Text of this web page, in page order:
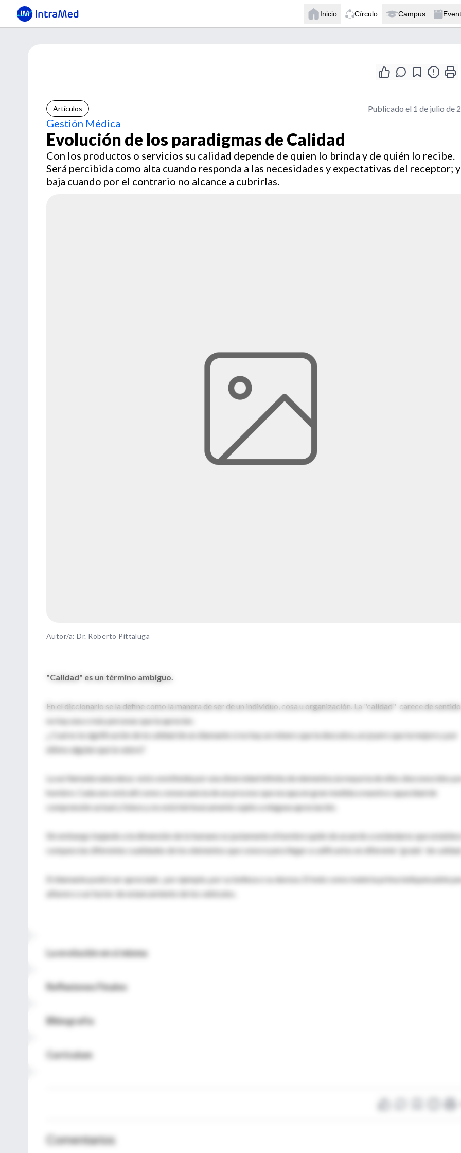
Inicio Círculo Campus
Artículos Publicado el 1 de julio de
Gestión Médica
Evolución de los paradigmas de Calidad
Con los productos o servicios su calidad depende de quien lo brinda y de quién lo recibe.
Será percibida como alta cuando responda a las necesidades y expectativas del receptor; y
baja cuando por el contrario no alcance a cubrirlas.
Autor/a: Dr. Roberto Pittaluga
"Calidad" es un término ambiguo.
En el diccionario se la define como la manera de ser de un individuo, cosa u organización. La "calidad" carece de
no hay una o más personas que la aprecien.
¿ Cual es la significación de la calidad de un diamante si no hay un minero que la descubra, un joyero que la mejore y por
último alguien que la valore?
La así llamada naturaleza está constituida por una diversidad infinita de elementos,la mayoría de ellos desconocidos por
hombre. Cada uno está allí como consecuencia de un proceso que escapa en gran medida a nuestra capacidad de
comprensión actual y futura y no está intrínsecamente sujeto a ninguna apreciación.
Sin embargo bajando a la dimensión de lo humano es justamente el hombre quién de acuerdo a estándares que establece
compara las diferentes cualidades de los elementos que conoce para llegar a calificarlos en diferente ¨grado¨ de calidad.
El diamante podrá ser apreciado , por ejemplo, por su belleza o su dureza. El lodo como materia prima indispensable
alfarero o un factor de estancamiento de los vehículos.
La evolución en sí misma
Reflexiones Finales
Blbiografía
Currículum
Comentarios